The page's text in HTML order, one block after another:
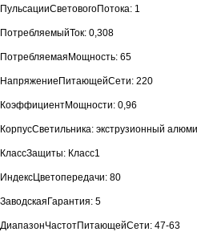
ПульсацииСветовогоПотока: 1
ПотребляемыйТок: 0,308
ПотребляемаяМощность: 65
НапряжениеПитающейСети: 220
КоэффициентМощности: 0,96
КорпусСветильника: экструзионный
КлассЗащиты: Класс1
ИндексЦветопередачи: 80
ЗаводскаяГарантия: 5
ДиапазонЧастотПитающейСети: 47-63